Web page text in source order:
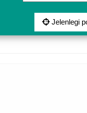
Jelenlegi